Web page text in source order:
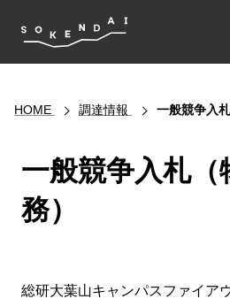
HOME 調達情報 一般競争入
一般競争入札（
務）
総研大葉山キャンパスファイ